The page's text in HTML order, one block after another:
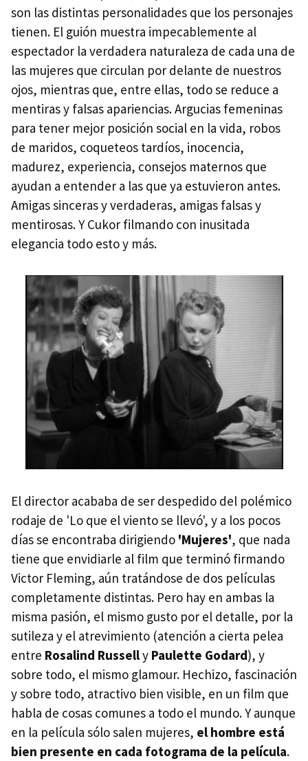
son las distintas personalidades que los personajes
tienen. El guión muestra impecablemente al
espectador la verdadera naturaleza de cada una de
las mujeres que circulan por delante de nuestros
ojos, mientras que, entre ellas, todo se reduce a
mentiras y falsas apariencias. Argucias femeninas
para tener mejor posición social en la vida, robos
de maridos, coqueteos tardíos, inocencia,
madurez, experiencia, consejos maternos que
ayudan a entender a las que ya estuvieron antes.
Amigas sinceras y verdaderas, amigas falsas y
mentirosas. Y Cukor filmando con inusitada
elegancia todo esto y más.
El director acababa de ser despedido del polémico
rodaje de 'Lo que el viento se llevó', y a los pocos
días se encontraba dirigiendo 'Mujeres', que nada
tiene que envidiarle al film que terminó firmando
Victor Fleming, aún tratándose de dos películas
completamente distintas. Pero hay en ambas la
misma pasión, el mismo gusto por el detalle, por la
sutileza y el atrevimiento (atención a cierta pelea
entre Rosalind Russelly Paulette Godard), y
sobre todo, el mismo glamour. Hechizo, fascinación
y sobre todo, atractivo bien visible, en un film que
habla de cosas comunes a todo el mundo. Y aunque
en la película sólo salen mujeres, el hombre está
bien presente en cada fotograma de la película.